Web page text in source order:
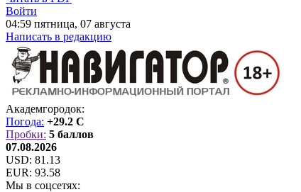
Войти
04:59 пятница, 07 августа
Написать в редакцию
Академгородок:
Погода: +29.2 C
Пробки: 5 баллов
07.08.2026
USD: 81.13
EUR: 93.58
Мы в соцсетях: